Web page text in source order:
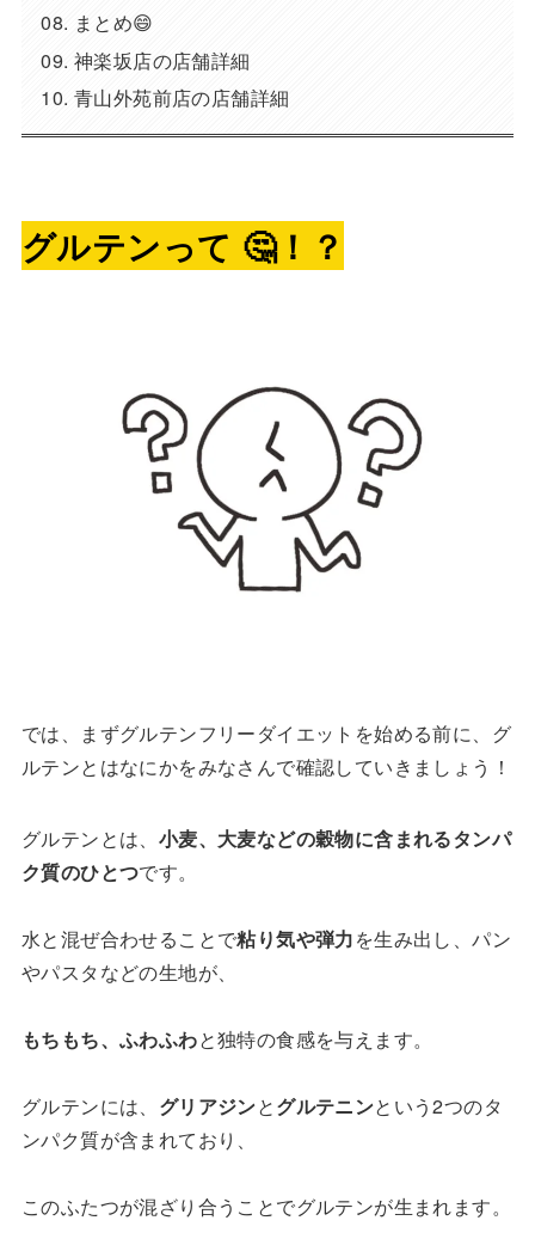
まとめ😄
神楽坂店の店舗詳細
青山外苑前店の店舗詳細
グルテンって 🤔！？
では、まずグルテンフリーダイエットを始める前に、グ
ルテンとはなにかをみなさんで確認していきましょう！
グルテンとは、 小麦、大麦などの穀物に含まれるタンパ
ク質のひとつです。
水と混ぜ合わせることで粘り気や弾力を生み出し、パン
やパスタなどの生地が、
もちもち、ふわふわと独特の食感を与えます。
グルテンには、 グリアジンとグルテニンという2つのタ
ンパク質が含まれており、
このふたつが混ざり合うことでグルテンが生まれます。